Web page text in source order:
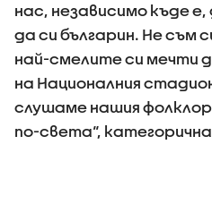
нас, независимо къде е,
да си българин. Не съм
най-смелите си мечти
на Националния
слушаме нашия фолклор
по-света“,